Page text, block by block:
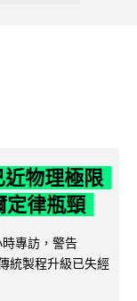
物理極限
定律瓶頸
專訪，警告
統製程升級已失經